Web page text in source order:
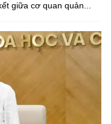
giữa cơ quan quản...